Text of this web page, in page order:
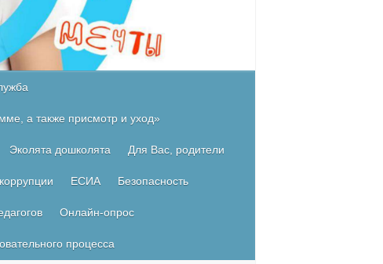
а также присмотр и уход»
Эколята дошколята Для Вас, родители
ЕСИА Безопасность
Онлайн-опрос
процесса